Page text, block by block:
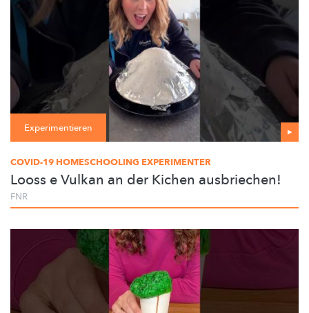
Experimentieren
COVID-19 HOMESCHOOLING EXPERIMENTER
Looss e Vulkan an der Kichen ausbriechen!
FNR